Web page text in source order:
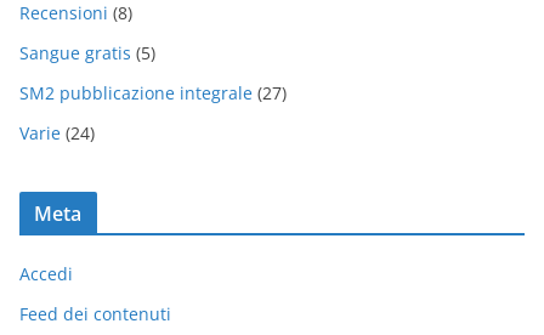
Recensioni (8)
Sangue gratis (5)
SM2 pubblicazione integrale (27)
Varie (24)
Meta
Accedi
Feed dei contenuti